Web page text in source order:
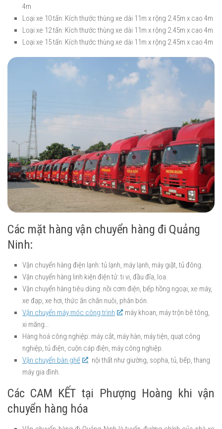
4m
Loại xe 10 tấn: Kích thước thùng xe dài 11m x rộng 2.45m x cao 4m
Loại xe 12 tấn: Kích thước thùng xe dài 11m x rộng 2.45m x cao 4m
Loại xe 15 tấn: Kích thước thùng xe dài 11m x rộng 2.45m x cao 4m
Các mặt hàng vận chuyển hàng đi Quảng
Ninh:
Vận chuyển hàng điện lạnh: tủ lạnh, máy lạnh, máy giặt, tủ đông.
Vận chuyển hàng linh kiện điện tử: ti vi, đầu đĩa, loa.
Vận chuyển hàng tiêu dùng: nồi cơm điện, bếp hồng ngoại, xe máy,
xe đạp, xe hơi, thức ăn chăn nuôi, phân bón.
Vận chuyển máy móc công trình
: máy khoan, máy trộn bê tông,
xi măng…
Hàng hoá công nghiệp: máy cắt, máy hàn, máy tiện, quạt công
nghiệp, tủ điện, cuộn cáp điện, máy công nghiệp.
Vận chuyển bàn ghế
, nội thất như giường, sopha, tủ, bếp, thang
máy gia đình.
Các CAM KẾT tại Phượng Hoàng khi vận
chuyển hàng hóa